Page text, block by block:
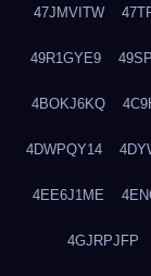
47JMVITW
49R1GYE9
4BOKJ6KQ
4DWPQY14
4EE6J1ME
4GJRPJFP